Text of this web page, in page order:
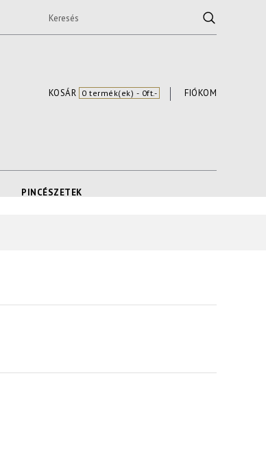
FIÓKOM
KOSÁR 0 termék(ek) - 0ft.-
PINCÉSZETEK